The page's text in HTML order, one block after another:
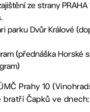
ze strany PRAHA
parku Dvůr Králové
(přednáška Horské
Prahy 10
bratří Čapků ve dnech: